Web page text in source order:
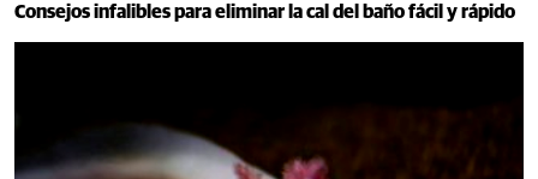
Consejos infalibles para eliminar la cal del baño fácil y rápido